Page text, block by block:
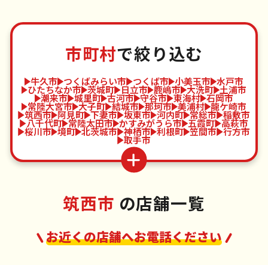
市町村で絞り込む
牛久市 つくばみらい市 つくば市 小美玉市 水戸市
ひたちなか市 茨城町 日立市 鹿嶋市 大洗町 土浦市
潮来市 城里町 古河市 守谷市 東海村 石岡市
常陸大宮市 大子町 結城市 那珂市 美浦村 龍ケ崎市
筑西市 阿見町 下妻市 坂東市 河内町 常総市 稲敷市
八千代町 常陸太田市 かすみがうら市 五霞町 高萩市
桜川市 境町 北茨城市 神栖市 利根町 笠間市 行方市
取手市
筑西市 の店舗一覧
お近くの店舗へお電話ください